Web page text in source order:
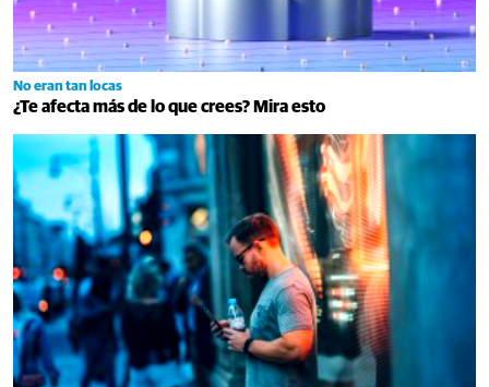
No eran tan locas
¿Te afecta más de lo que crees? Mira esto